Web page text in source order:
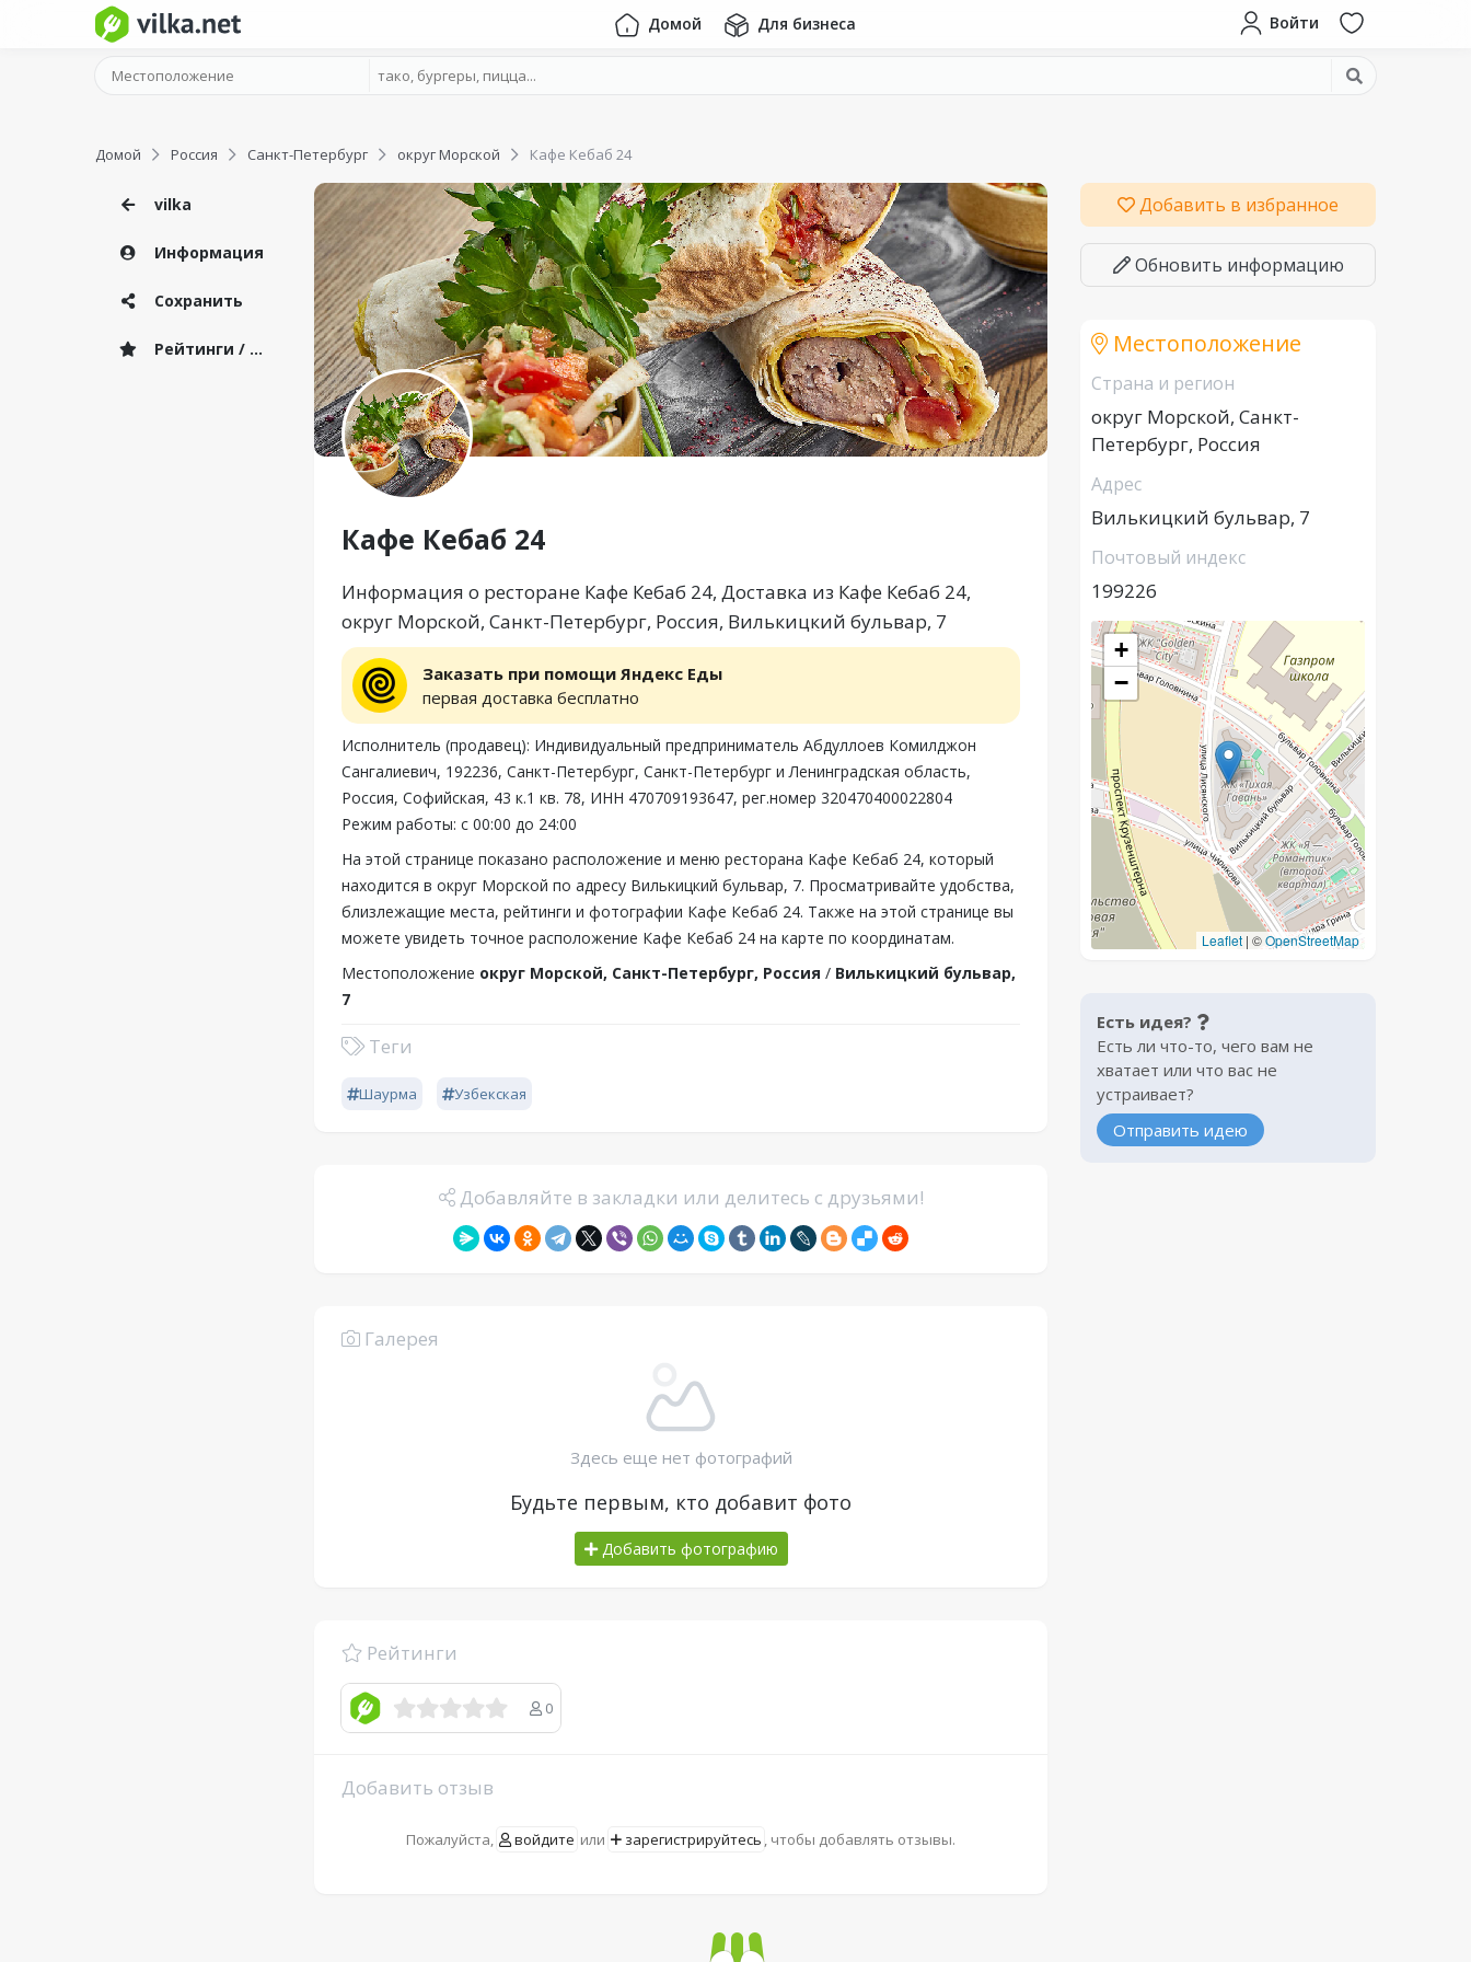
Домой Для бизнеса Войти
Домой Россия Санкт-Петербург округ Морской Кафе Кебаб 24
vilka
Информация
Сохранить
Рейтинги / Отзывы
Кафе Кебаб 24
Информация о ресторане Кафе Кебаб 24, Доставка из Кафе Кебаб 24,
округ Морской, Санкт-Петербург, Россия, Вилькицкий бульвар, 7
Заказать при помощи Яндекс Еды
первая доставка бесплатно
Исполнитель (продавец): Индивидуальный предприниматель Абдуллоев Комилджон
Сангалиевич, 192236, Санкт-Петербург, Санкт-Петербург и Ленинградская область,
Россия, Софийская, 43 к.1 кв. 78, ИНН 470709193647, рег.номер 320470400022804
Режим работы: с 00:00 до 24:00
На этой странице показано расположение и меню ресторана Кафе Кебаб 24, который
находится в округ Морской по адресу Вилькицкий бульвар, 7. Просматривайте удобства,
близлежащие места, рейтинги и фотографии Кафе Кебаб 24. Также на этой странице вы
можете увидеть точное расположение Кафе Кебаб 24 на карте по координатам.
Местоположение округ Морской, Санкт-Петербург, Россия / Вилькицкий бульвар,
7
Теги
Шаурма Узбекская
Добавляйте в закладки или делитесь с друзьями!
Галерея
Здесь еще нет фотографий
Будьте первым, кто добавит фото
Добавить фотографию
Рейтинги
0
Добавить отзыв
Пожалуйста, войдите или зарегистрируйтесь , чтобы добавлять отзывы.
Добавить в избранное
Обновить информацию
Местоположение
Страна и регион
округ Морской, Санкт-
Петербург, Россия
Адрес
Вилькицкий бульвар, 7
Почтовый индекс
199226
+
−
Leaflet | ©OpenStreetMap
Есть идея?
Есть ли что-то, чего вам не
хватает или что вас не
устраивает?
Отправить идею